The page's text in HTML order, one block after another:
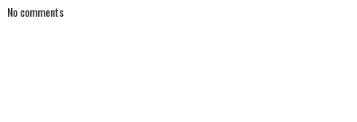
No comments